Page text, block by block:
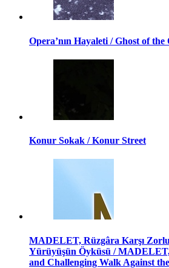
Opera’nın Hayaleti / Ghost of the
Konur Sokak / Konur Street
MADELET, Rüzgâra Karşı
Yürüyüşün Öyküsü /
and Challenging Walk Against